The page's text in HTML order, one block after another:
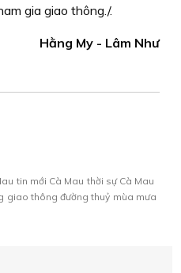
gia giao thông./.
Hằng My - Lâm Như
tin mới Cà Mau thời sự Cà Mau
giao thông đường thuỷ mùa mưa